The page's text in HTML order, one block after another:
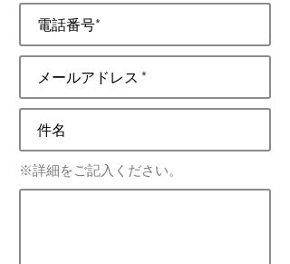
※詳細をご記入ください。